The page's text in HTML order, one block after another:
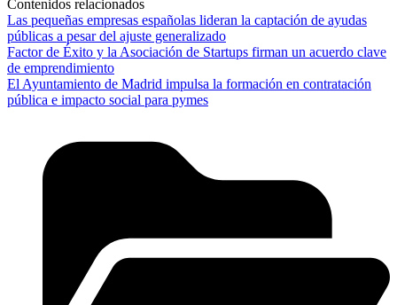
Contenidos relacionados
Las pequeñas empresas españolas lideran la captación de ayudas
públicas a pesar del ajuste generalizado
Factor de Éxito y la Asociación de Startups firman un acuerdo clave
de emprendimiento
El Ayuntamiento de Madrid impulsa la formación en contratación
pública e impacto social para pymes